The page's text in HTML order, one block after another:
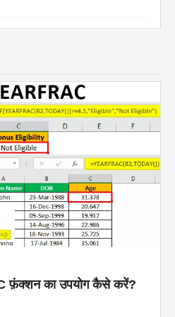
फ़ंक्शन का उपयोग कैसे करें?